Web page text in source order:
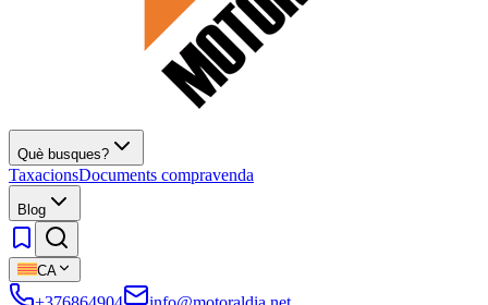
Què busques?
TaxacionsDocuments compravenda
Blog
CA